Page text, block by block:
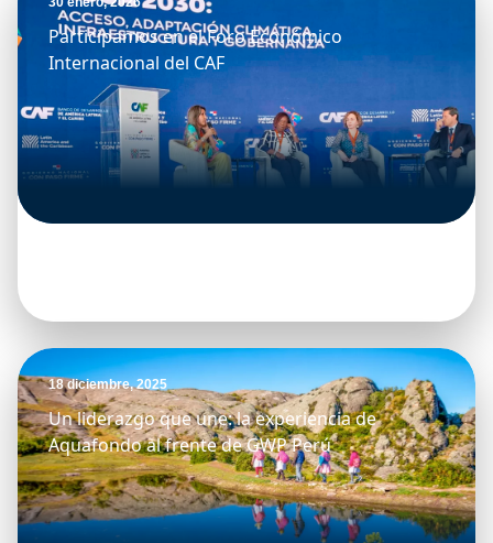
Participamos en el Foro Económico
Internacional del CAF
18 diciembre, 2025
Un liderazgo que une: la experiencia de
Aquafondo al frente de GWP Perú